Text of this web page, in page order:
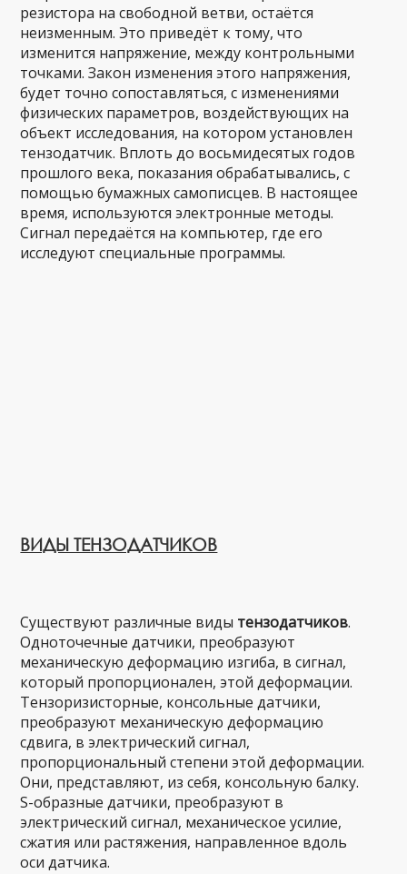
резистора на свободной ветви, остаётся
неизменным. Это приведёт к тому, что
изменится напряжение, между контрольными
точками. Закон изменения этого напряжения,
будет точно сопоставляться, с изменениями
физических параметров, воздействующих на
объект исследования, на котором установлен
тензодатчик. Вплоть до восьмидесятых годов
прошлого века, показания обрабатывались, с
помощью бумажных самописцев. В настоящее
время, используются электронные методы.
Сигнал передаётся на компьютер, где его
исследуют специальные программы.
ВИДЫ ТЕНЗОДАТЧИКОВ
Существуют различные виды тензодатчиков.
Одноточечные датчики, преобразуют
механическую деформацию изгиба, в сигнал,
который пропорционален, этой деформации.
Тензоризисторные, консольные датчики,
преобразуют механическую деформацию
сдвига, в электрический сигнал,
пропорциональный степени этой деформации.
Они, представляют, из себя, консольную балку.
S-образные датчики, преобразуют в
электрический сигнал, механическое усилие,
сжатия или растяжения, направленное вдоль
оси датчика.